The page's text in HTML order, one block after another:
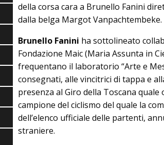
della corsa cara a Brunello Fanini
dalla belga Margot Vanpachtembeke.
Brunello Fanini ha sottolineato
Fondazione Maic (Maria Assunta in
frequentano il laboratorio “Arte e
consegnati, alle vincitrici di tappa e
presenza al Giro della Toscana
campione del ciclismo del quale la
dell’elenco ufficiale delle partenti,
straniere.